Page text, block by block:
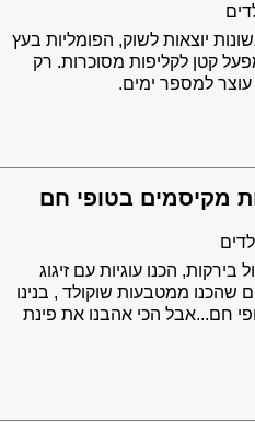
יוצאות לשוק, הפומליות בעץ
קטן לקליפות מסוכרות. רק
למספר ימים.
מקיסמים בטופי חם
הכנו עוגיות עם זיגוג
שהכנו ממטבעות שוקולד , בנינו
חם...אבל הכי אהבנו את פינת